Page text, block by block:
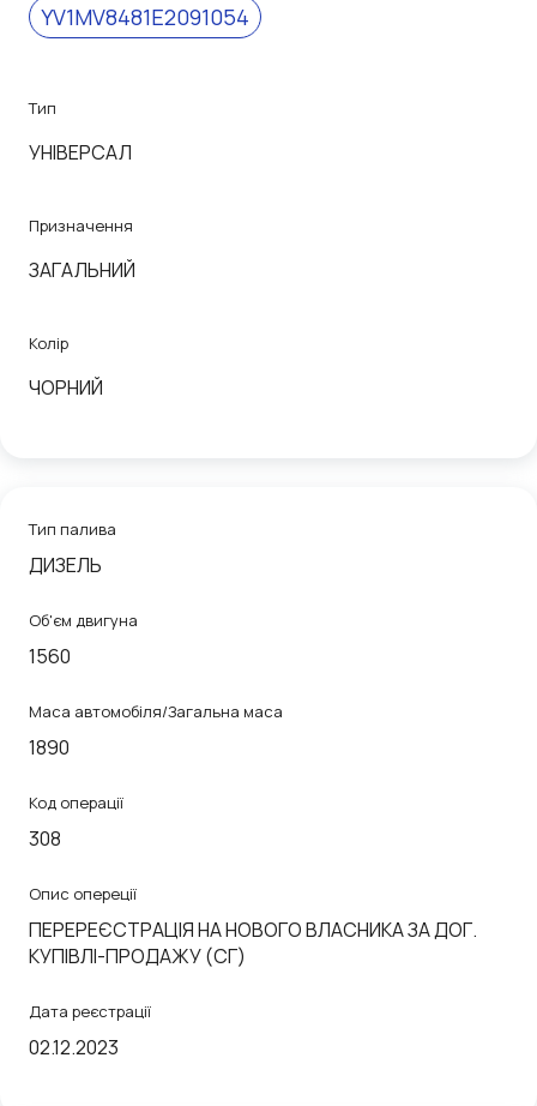
YV1MV8481E2091054
Тип
УНІВЕРСАЛ
Призначення
ЗАГАЛЬНИЙ
Колір
ЧОРНИЙ
Тип палива
ДИЗЕЛЬ
Об'єм двигуна
1560
Маса автомобіля/Загальна маса
1890
Код операції
308
Опис опереції
ПЕРЕРЕЄСТРАЦІЯ НА НОВОГО ВЛАСНИКА ЗА ДОГ.
КУПIВЛI-ПРОДАЖУ (СГ)
Дата реєстрації
02.12.2023